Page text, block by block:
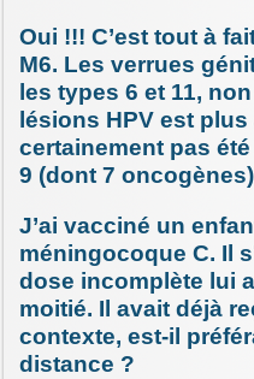
Oui !!! C’est tout à
M6. Les verrues
les types 6 et 11,
lésions HPV est plus
certainement pas
9 (dont 7
J’ai vacciné un
méningocoque C. Il
dose incomplète lui
moitié. Il avait déjà
contexte, est-il
distance ?